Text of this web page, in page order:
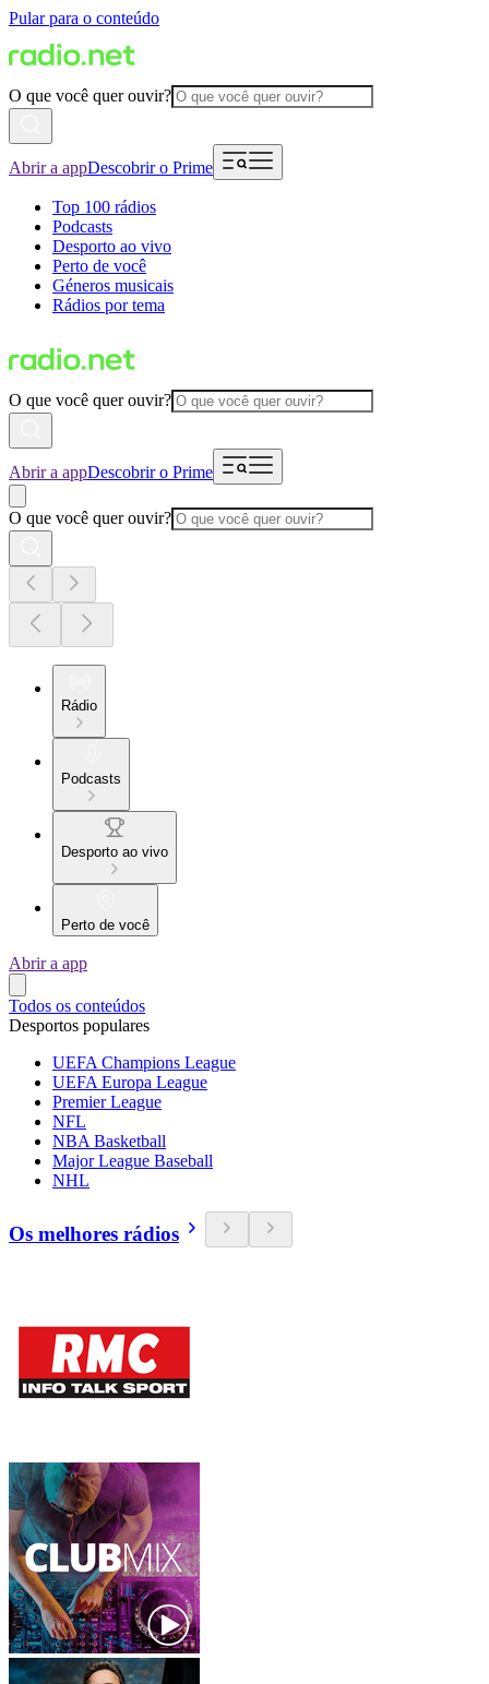
Pular para o conteúdo
O que você quer ouvir?
Abrir a appDescobrir o Prime
Top 100 rádios
Podcasts
Desporto ao vivo
Perto de você
Géneros musicais
Rádios por tema
O que você quer ouvir?
Abrir a appDescobrir o Prime
O que você quer ouvir?
Rádio
Podcasts
Desporto ao vivo
Perto de você
Abrir a app
Todos os conteúdos
Desportos populares
UEFA Champions League
UEFA Europa League
Premier League
NFL
NBA Basketball
Major League Baseball
NHL
Os melhores rádios